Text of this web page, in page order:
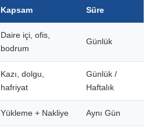
Kapsam Süre
Daire içi, ofis,
bodrum
Günlük
Kazı, dolgu,
hafriyat
Günlük /
Haftalık
Yükleme + Nakliye Aynı Gün